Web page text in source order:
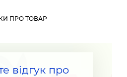
ПРО ТОВАР
відгук про